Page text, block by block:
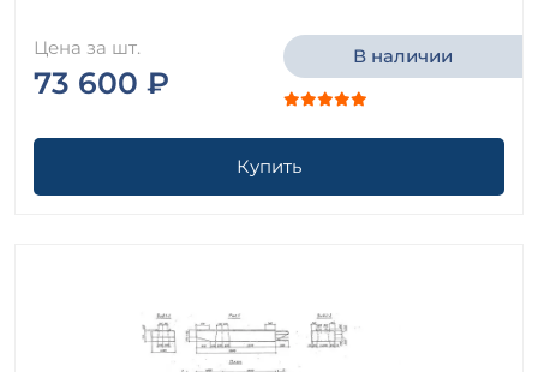
Цена за шт.
73 600 ₽
В наличии
Купить